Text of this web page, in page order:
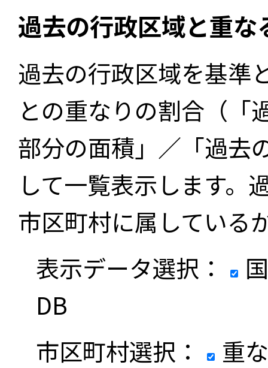
過去の行政区域と重
過去の行政区域を基準
との重なりの割合（「
部分の面積」／「過去
して一覧表示します。
市区町村に属している
表示データ選択：
DB
市区町村選択：
重